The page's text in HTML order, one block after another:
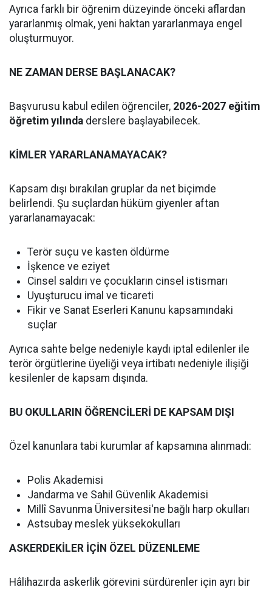
Ayrıca farklı bir öğrenim düzeyinde önceki aflardan
yararlanmış olmak, yeni haktan yararlanmaya engel
oluşturmuyor.
NE ZAMAN DERSE BAŞLANACAK?
Başvurusu kabul edilen öğrenciler, 2026-2027 eğitim
öğretim yılında derslere başlayabilecek.
KİMLER YARARLANAMAYACAK?
Kapsam dışı bırakılan gruplar da net biçimde
belirlendi. Şu suçlardan hüküm giyenler aftan
yararlanamayacak:
Terör suçu ve kasten öldürme
İşkence ve eziyet
Cinsel saldırı ve çocukların cinsel istismarı
Uyuşturucu imal ve ticareti
Fikir ve Sanat Eserleri Kanunu kapsamındaki
suçlar
Ayrıca sahte belge nedeniyle kaydı iptal edilenler ile
terör örgütlerine üyeliği veya irtibatı nedeniyle ilişiği
kesilenler de kapsam dışında.
BU OKULLARIN ÖĞRENCİLERİ DE KAPSAM DIŞI
Özel kanunlara tabi kurumlar af kapsamına alınmadı:
Polis Akademisi
Jandarma ve Sahil Güvenlik Akademisi
Millî Savunma Üniversitesi'ne bağlı harp okulları
Astsubay meslek yüksekokulları
ASKERDEKİLER İÇİN ÖZEL DÜZENLEME
Hâlihazırda askerlik görevini sürdürenler için ayrı bir